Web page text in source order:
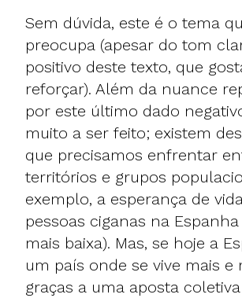
Sem dúvida, este é o tema
preocupa (apesar do tom
positivo deste texto, que
reforçar). Além da nuance
por este último dado
muito a ser feito; existem
que precisamos enfrentar
territórios e grupos
exemplo, a esperança de
pessoas ciganas na
mais baixa). Mas, se hoje a
um país onde se vive mais e
graças a uma aposta